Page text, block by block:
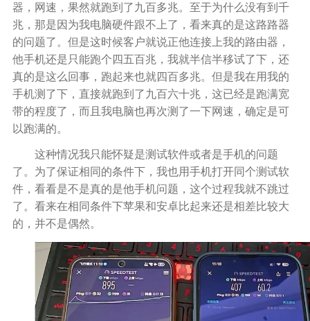
器 ，网速，果然就跑到了九百多兆。至于为什么没有到千
兆，那是因为我电脑硬件跟不上了，看来真的是这路路器
的问题了。但是这时候客户就说正他连接上我的路由器，
他手机还是只能跑个四五百兆，我就半信半移试了下，还
真的是这么回事，跑起来也就四百多兆。但是我在用我的
手机测了下，直接就跑到了九百六十兆，这已经是跑满宽
带的程度了，而且我电脑也再次测了一下网速 ，确定是可
以跑满的。
这种情况我只能怀疑是测试软件或者是手机的问题
了。为了保证相同的条件下，我也用手机打开同个测试软
件，看看是不是真的是他手机问题，这个过程我就不跳过
了。 看来在相同条件下苹果和安卓比起来还是相差比较大
的，并不是偶然。